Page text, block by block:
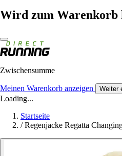
Wird zum Warenkorb
Zwischensumme
Meinen Warenkorb anzeigen Weiter
Loading...
Startseite
/ Regenjacke Regatta